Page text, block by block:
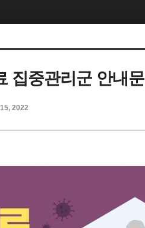
집중관리군 안내문
15, 2022